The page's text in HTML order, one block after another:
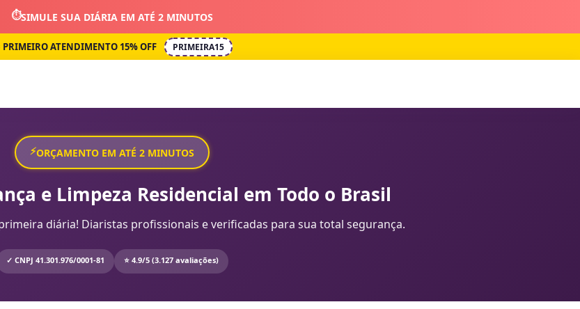
⏱️SIMULE SUA DIÁRIA EM ATÉ 2 MINUTOS
PRIMEIRO ATENDIMENTO 15% OFF PRIMEIRA15
⚡ORÇAMENTO EM ATÉ 2 MINUTOS
e Limpeza Residencial em Todo o Brasil
primeira diária! Diaristas profissionais e verificadas para sua total segurança.
✓ CNPJ 41.301.976/0001-81 ⭐ 4.9/5 (3.127 avaliações)